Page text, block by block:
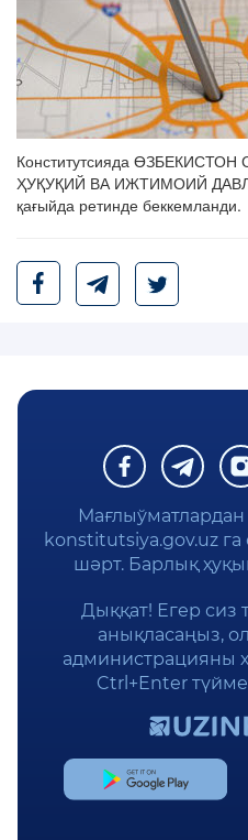
Конститутсияда
ҲУҚУҚИЙ ВА ИЖТИМОИЙ
қағыйда ретинде беккемланди.
konstitutsiya.gov.uz
шәрт. Барлық
Дыққат! Егер сиз
анықласаңыз,
администрацияны
Ctrl+Enter